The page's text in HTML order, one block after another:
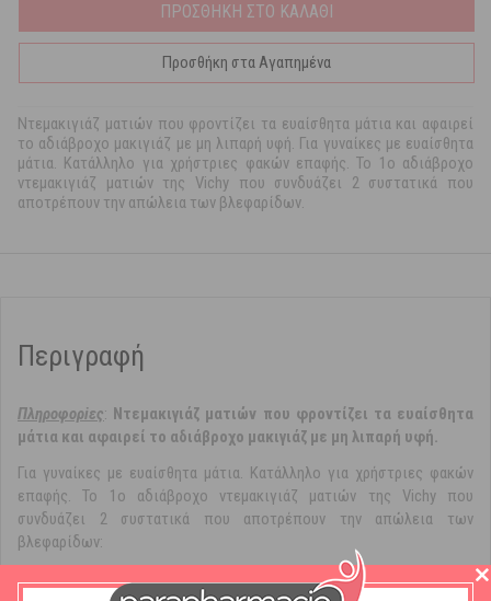
ΠΡΟΣΘΗΚΗ ΣΤΟ ΚΑΛΑΘΙ
Προσθήκη στα Αγαπημένα
Ντεμακιγιάζ ματιών που φροντίζει τα ευαίσθητα μάτια και αφαιρεί
το αδιάβροχο μακιγιάζ με μη λιπαρή υφή. Για γυναίκες με ευαίσθητα
μάτια. Κατάλληλο για χρήστριες φακών επαφής. Το 1ο αδιάβροχο
ντεμακιγιάζ ματιών της Vichy που συνδυάζει 2 συστατικά που
αποτρέπουν την απώλεια των βλεφαρίδων.
Περιγραφή
Πληρoφορiες: Ντεμακιγιάζ ματιών που φροντίζει τα ευαίσθητα
μάτια και αφαιρεί το αδιάβροχο μακιγιάζ με μη λιπαρή υφή.
Για γυναίκες με ευαίσθητα μάτια. Κατάλληλο για χρήστριες φακών
επαφής. Το 1ο αδιάβροχο ντεμακιγιάζ ματιών της Vichy που
συνδυάζει 2 συστατικά που αποτρέπουν την απώλεια των
βλεφαρίδων:
Αργινίνη που ευνοεί την εισχώρηση θρεπτικών συστατικών στο
βολβό της τρίχας.